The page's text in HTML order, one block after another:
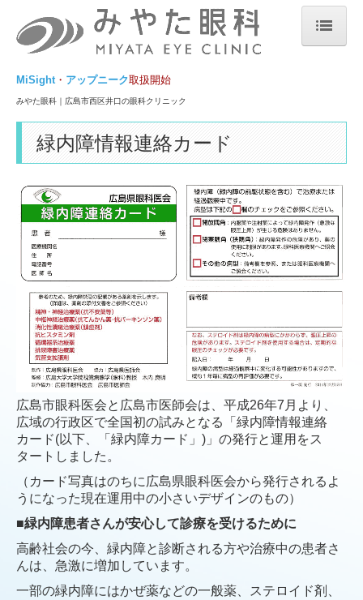
みやた眼科｜診療時間・アクセス
白内障日帰り手術
多焦点眼内レンズを用いた白内障手術｜選定療養
まぶたの開きを改善する目薬『アップニークミニ点眼液0.1%』
お知らせ
みやた眼科｜医院紹介
アンケート集計結果
グッドデザイン賞受賞
コンタクトレンズ
初めてのコンタクトレンズ
定期検査の方
新製品のコンタクトレンズ
子どもの視力低下（近視進行抑制治療）
低濃度アトロピン点眼（リジュセアミニ）｜近視進行抑制治療
オルソケラトロジーによる近視治療｜近視進行抑制
MiSight ・ アップニーク取扱開始
みやた眼科｜広島市西区井口の眼科クリニック
緑内障情報連絡カード
広島市眼科医会と広島市医師会は、平成26年7 月より、
広域の行政区で全国初の試みとなる「緑内障情報連絡
カード(以下、「緑内障カード」 ) 」の発行と運用をス
タートしました。
（カード写真はのちに広島県眼科医会から発行されるよ
うになった現在運用中の小さいデザインのもの）
■緑内障患者さんが安心して診療を受けるために
高齢社会の今、緑内障と診断される方や治療中の患者さ
んは、急激に増加しています。
一部の緑内障にはかぜ薬などの一般薬、ステロイド剤、